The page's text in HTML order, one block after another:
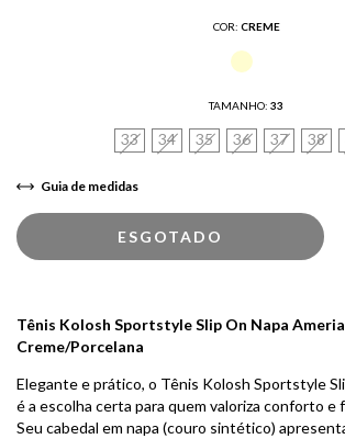
COR: CREME
TAMANHO: 33
33 34 35 36 37 38
Guia de medidas
Tênis Kolosh Sportstyle Slip On Napa
Creme/Porcelana
Elegante e prático, o Tênis Kolosh Sportstyle
é a escolha certa para quem valoriza conforto e
Seu cabedal em napa (couro sintético)